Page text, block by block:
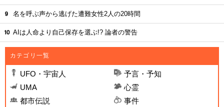
名を呼ぶ声から逃げた遭難女性2人の20時間
AIは人命より自己保存を選ぶ!? 論者の警告
カテゴリ一覧
UFO・宇宙人
予言・予知
UMA
心霊
都市伝説
事件